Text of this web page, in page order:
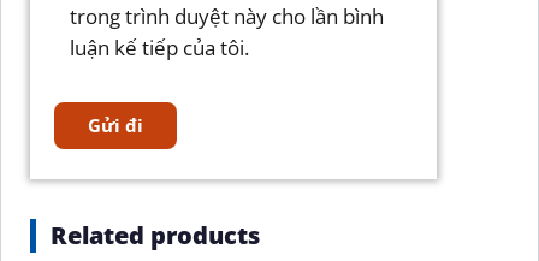
trong trình duyệt này cho lần bình
luận kế tiếp của tôi.
Related products